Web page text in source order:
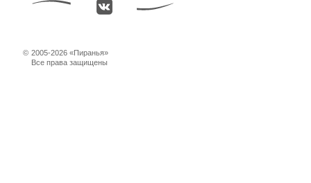
© 2005-2026 «Пиранья»
Все права защищены